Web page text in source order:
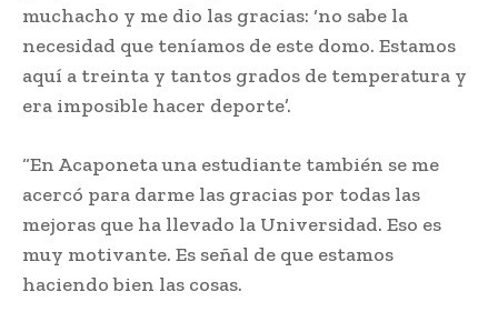
muchacho y me dio las gracias: ‘no sabe la
necesidad que teníamos de este domo. Estamos
aquí a treinta y tantos grados de temperatura y
era imposible hacer deporte’.
“En Acaponeta una estudiante también se me
acercó para darme las gracias por todas las
mejoras que ha llevado la Universidad. Eso es
muy motivante. Es señal de que estamos
haciendo bien las cosas.